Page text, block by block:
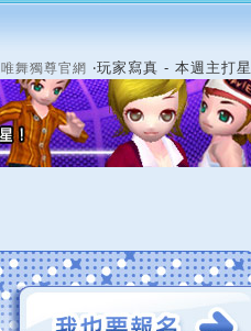
唯舞獨尊官網 ‧玩家寫真 - 本週主打星